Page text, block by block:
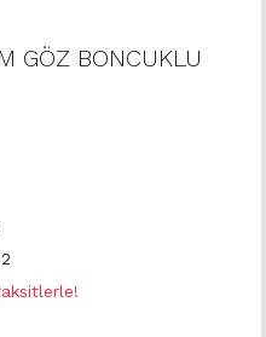
GÖZ BONCUKLU